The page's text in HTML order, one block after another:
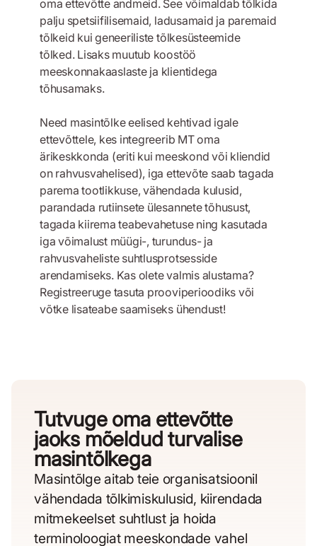
oma ettevõtte andmeid. See võimaldab tõlkida
palju spetsiifilisemaid, ladusamaid ja paremaid
tõlkeid kui geneeriliste tõlkesüsteemide
tõlked. Lisaks muutub koostöö
meeskonnakaaslaste ja klientidega
tõhusamaks.
Need masintõlke eelised kehtivad igale
ettevõttele, kes integreerib MT oma
ärikeskkonda (eriti kui meeskond või kliendid
on rahvusvahelised), iga ettevõte saab tagada
parema tootlikkuse, vähendada kulusid,
parandada rutiinsete ülesannete tõhusust,
tagada kiirema teabevahetuse ning kasutada
iga võimalust müügi-, turundus- ja
rahvusvaheliste suhtlusprotsesside
arendamiseks. Kas olete valmis alustama?
Registreeruge tasuta prooviperioodiks või
võtke lisateabe saamiseks ühendust!
Tutvuge oma ettevõtte
jaoks mõeldud turvalise
masintõlkega
Masintõlge aitab teie organisatsioonil
vähendada tõlkimiskulusid, kiirendada
mitmekeelset suhtlust ja hoida
terminoloogiat meeskondade vahel